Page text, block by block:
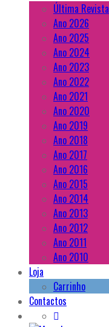
Última Revista
Ano 2026
Ano 2025
Ano 2024
Ano 2023
Ano 2022
Ano 2021
Ano 2020
Ano 2019
Ano 2018
Ano 2017
Ano 2016
Ano 2015
Ano 2014
Ano 2013
Ano 2012
Ano 2011
Ano 2010
Loja
Carrinho
Contactos